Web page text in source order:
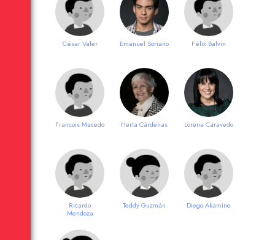
César Valer Emanuel Soriano Félix Balvin
Francois Macedo Herta Cárdenas Lorena Caravedo
Ricardo
Mendoza
Teddy Guzmán Diego Akamine